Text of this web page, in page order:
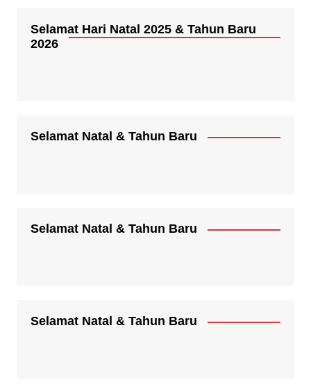
Selamat Hari Natal 2025 & Tahun Baru
2026
Selamat Natal & Tahun Baru
Selamat Natal & Tahun Baru
Selamat Natal & Tahun Baru